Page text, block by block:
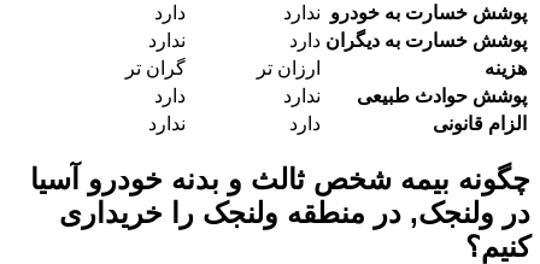
پوشش خسارت به خودرو ندارد
دارد
پوشش خسارت به دیگران دارد
ندارد
هزینه
ارزان تر
گران تر
پوشش حوادث طبیعی
ندارد
دارد
الزام قانونی
دارد ندارد
چگونه بیمه شخص ثالث و بدنه خودرو آسیا
در ولنجک, در منطقه ولنجک را خریداری
کنیم؟